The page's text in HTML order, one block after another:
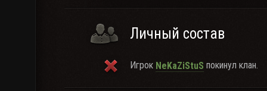
Личный состав
Игрок NeKaZiStuS покинул клан.